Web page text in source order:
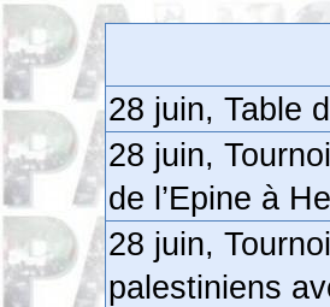
28 juin, Table
28 juin,
de l’Epine à
28 juin,
palestiniens